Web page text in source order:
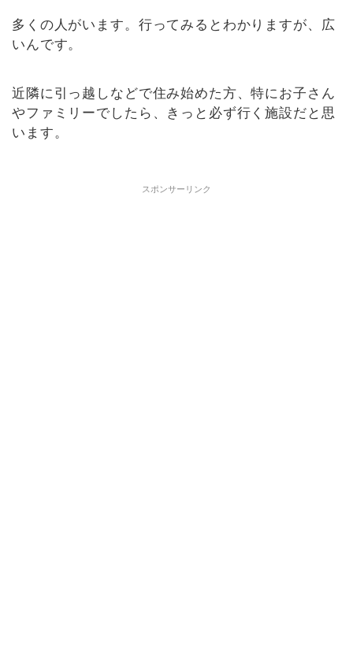
多くの人がいます。行ってみるとわかりますが、広
いんです。
近隣に引っ越しなどで住み始めた方、特にお子さん
やファミリーでしたら、きっと必ず行く施設だと思
います。
スポンサーリンク